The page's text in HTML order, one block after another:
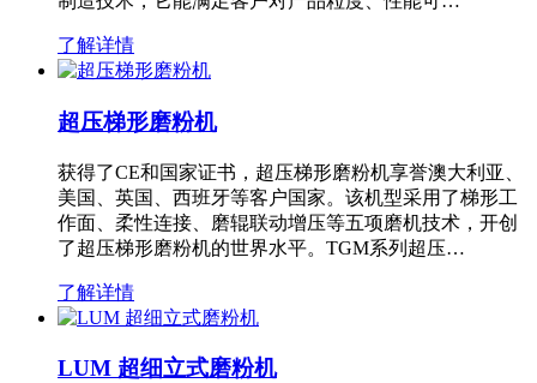
了解详情
超压梯形磨粉机
获得了CE和国家证书，超压梯形磨粉机享誉澳大利亚、
美国、英国、西班牙等客户国家。该机型采用了梯形工
作面、柔性连接、磨辊联动增压等五项磨机技术，开创
了超压梯形磨粉机的世界水平。TGM系列超压…
了解详情
LUM 超细立式磨粉机